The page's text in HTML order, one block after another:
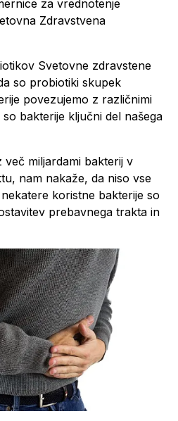
za vrednotenje
Zdravstvena
Svetovne zdravstene
so probiotiki skupek
povezujemo z različnimi
bakterije ključni del našega
več miljardami bakterij v
nam nakaže, da niso vse
koristne bakterije so
prebavnega trakta in